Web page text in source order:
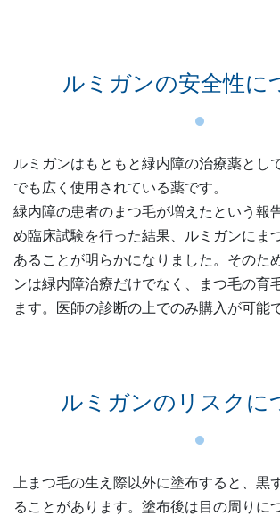
ルミガンの安全性に
ルミガンはもともと緑内障の治療薬とし
でも広く使用されている薬です。
緑内障の患者のまつ毛が増えたという報
め臨床試験を行った結果、ルミガンにま
あることが明らかになりました。そのた
ンは緑内障治療だけでなく、まつ毛の育
ます。医師の診断の上でのみ購入が可能
ルミガンのリスクに
上まつ毛の生え際以外に塗布すると、黒
ることがあります。塗布後は目の周りに